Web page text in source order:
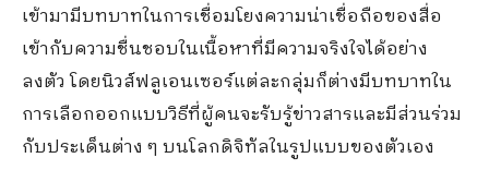
เข้ามามีบทบาทในการเชื่อมโยงความน่าเชื่อถือของสื่อ
เข้ากับความชื่นชอบในเนื้อหาที่มีความจริงใจได้อย่าง
ลงตัว โดยนิวส์ฟลูเอนเซอร์แต่ละกลุ่มก็ต่างมีบทบาทใน
การเลือกออกแบบวิธีที่ผู้คนจะรับรู้ข่าวสารและมีส่วนร่วม
กับประเด็นต่าง ๆ บนโลกดิจิทัลในรูปแบบของตัวเอง